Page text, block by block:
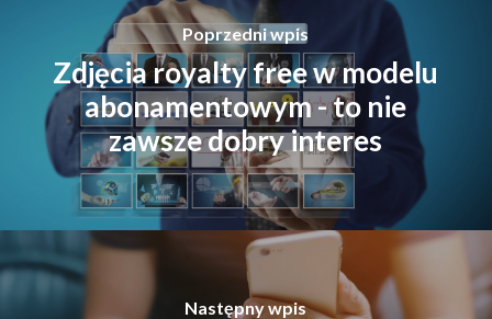
Poprzedni wpis
Zdjęcia royalty free w modelu
abonamentowym - to nie
zawsze dobry interes
Następny wpis